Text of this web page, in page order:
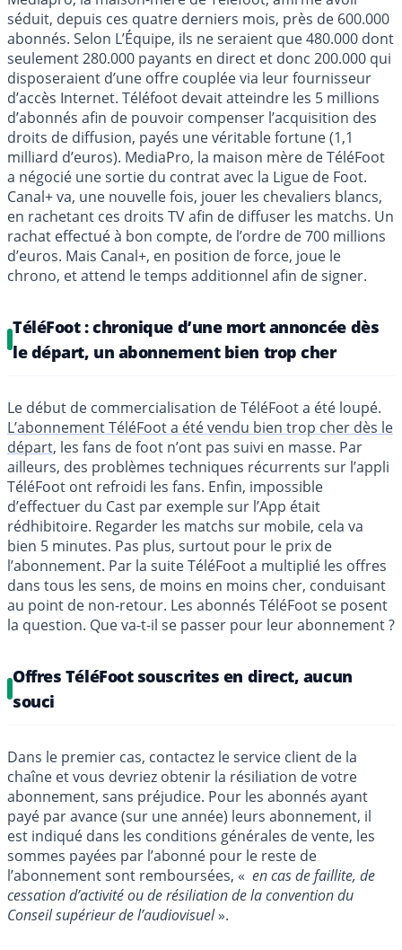
séduit, depuis ces quatre derniers mois, près de 600.000
abonnés. Selon L’Équipe, ils ne seraient que 480.000 dont
seulement 280.000 payants en direct et donc 200.000 qui
disposeraient d’une offre couplée via leur fournisseur
d’accès Internet. Téléfoot devait atteindre les 5 millions
d’abonnés afin de pouvoir compenser l’acquisition des
droits de diffusion, payés une véritable fortune (1,1
milliard d’euros). MediaPro, la maison mère de TéléFoot
a négocié une sortie du contrat avec la Ligue de Foot.
Canal+ va, une nouvelle fois, jouer les chevaliers blancs,
en rachetant ces droits TV afin de diffuser les matchs. Un
rachat effectué à bon compte, de l’ordre de 700 millions
d’euros. Mais Canal+, en position de force, joue le
chrono, et attend le temps additionnel afin de signer.
TéléFoot : chronique d’une mort annoncée dès
le départ, un abonnement bien trop cher
Le début de commercialisation de TéléFoot a été loupé.
L’abonnement TéléFoot a été vendu bien trop cher dès le
départ, les fans de foot n’ont pas suivi en masse. Par
ailleurs, des problèmes techniques récurrents sur l’appli
TéléFoot ont refroidi les fans. Enfin, impossible
d’effectuer du Cast par exemple sur l’App était
rédhibitoire. Regarder les matchs sur mobile, cela va
bien 5 minutes. Pas plus, surtout pour le prix de
l’abonnement. Par la suite TéléFoot a multiplié les offres
dans tous les sens, de moins en moins cher, conduisant
au point de non-retour. Les abonnés TéléFoot se posent
la question. Que va-t-il se passer pour leur abonnement ?
Offres TéléFoot souscrites en direct, aucun
souci
Dans le premier cas, contactez le service client de la
chaîne et vous devriez obtenir la résiliation de votre
abonnement, sans préjudice. Pour les abonnés ayant
payé par avance (sur une année) leurs abonnement, il
est indiqué dans les conditions générales de vente, les
sommes payées par l’abonné pour le reste de
l’abonnement sont remboursées, « en cas de faillite, de
cessation d’activité ou de résiliation de la convention du
Conseil supérieur de l’audiovisuel».